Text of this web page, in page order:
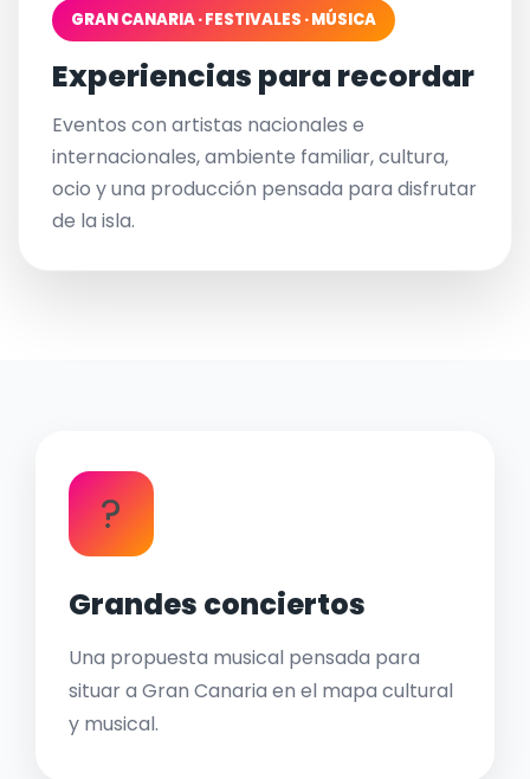
GRAN CANARIA · FESTIVALES · MÚSICA
Experiencias para recordar
Eventos con artistas nacionales e
internacionales, ambiente familiar, cultura,
ocio y una producción pensada para disfrutar
de la isla.
?
Grandes conciertos
Una propuesta musical pensada para
situar a Gran Canaria en el mapa cultural
y musical.